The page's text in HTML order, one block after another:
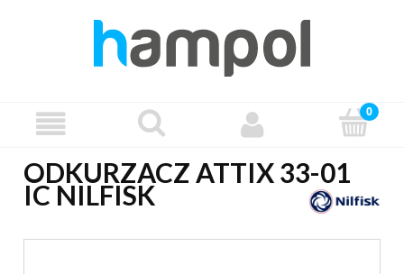
ODKURZACZ ATTIX 33-01
IC NILFISK